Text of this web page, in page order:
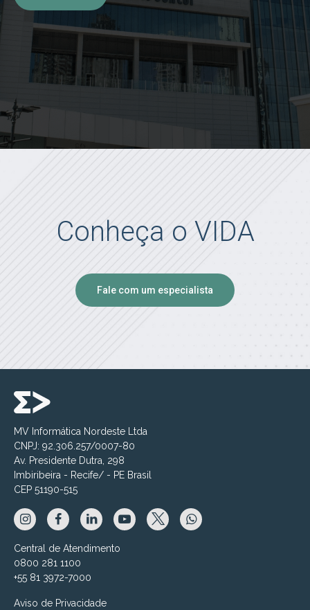
Conheça o VIDA
Fale com um especialista
MV Informática Nordeste Ltda
CNPJ: 92.306.257/0007-80
Av. Presidente Dutra, 298
Imbiribeira - Recife/ - PE Brasil
CEP 51190-515
Central de Atendimento
0800 281 1100
+55 81 3972-7000
Aviso de Privacidade